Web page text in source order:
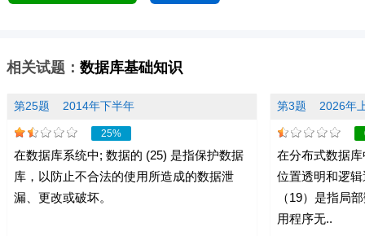
相关试题： 数据库基础知识
第25题 2014年下半年
25%
在数据库系统中; 数据的 (25) 是指保护数据
库，以防止不合法的使用所造成的数据泄
漏、更改或破坏。
第3题 2026年
在分布式数据
位置透明和逻
（19）是指局
用程序无..